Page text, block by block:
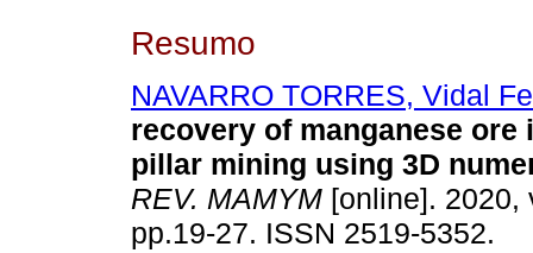
Resumo
NAVARRO TORRES, Vidal
recovery of manganese ore
pillar mining using 3D
REV. MAMYM [online]. 2020,
pp.19-27. ISSN 2519-5352.